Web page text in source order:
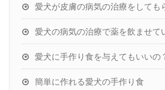
愛犬が皮膚の病気の治療をしても
愛犬の病気の治療で薬を飲ませて
愛犬に手作り食を与えてもいいの
簡単に作れる愛犬の手作り食